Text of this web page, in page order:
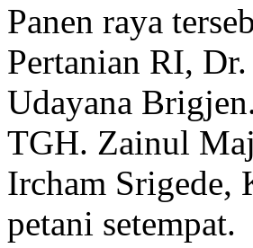
Panen raya
Pertanian RI,
Udayana
TGH. Zainul
Ircham Srigede,
petani setempat.